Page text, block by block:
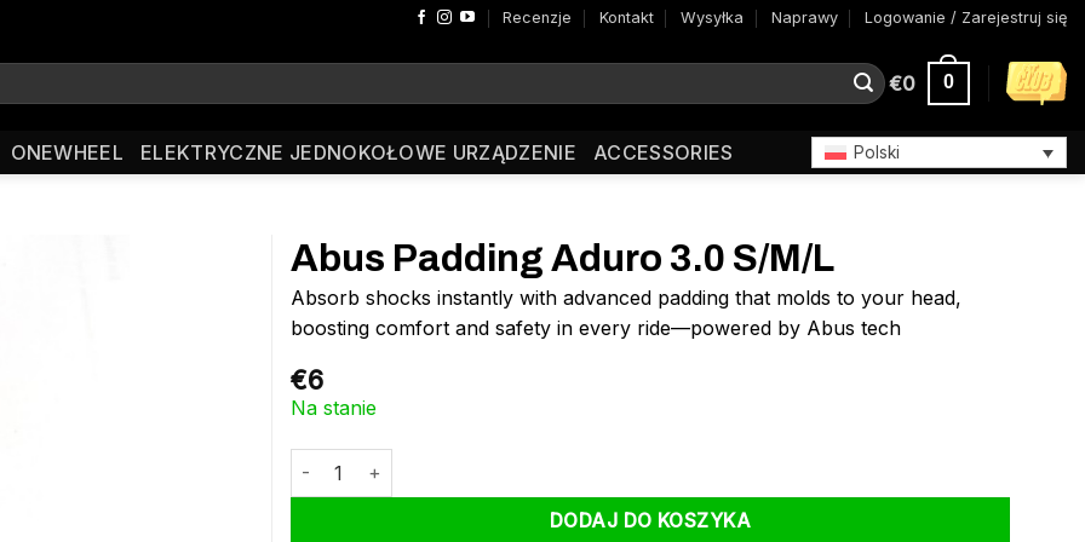
Recenzje Kontakt Wysyłka Naprawy Logowanie / Zarejestruj się
€0 0
ONEWHEEL ELEKTRYCZNE JEDNOKOŁOWE URZĄDZENIE ACCESSORIES Polski
Abus Padding Aduro 3.0 S/M/L
Absorb shocks instantly with advanced padding that molds to your head,
boosting comfort and safety in every ride—powered by Abus tech
€6
Na stanie
ilość Abus Padding Aduro 3.0 S/M/L
DODAJ DO KOSZYKA